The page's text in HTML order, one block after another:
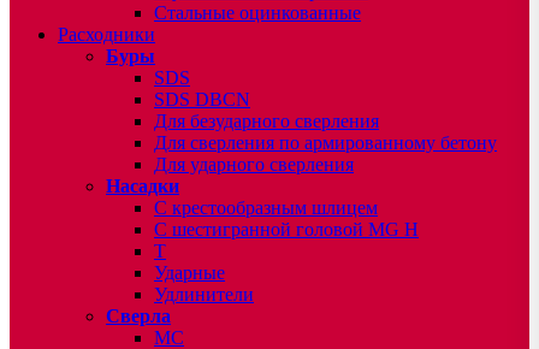
Стальные оцинкованные
Расходники
Буры
SDS
SDS DBCN
Для безударного сверления
Для сверления по армированному бетону
Для ударного сверления
Насадки
С крестообразным шлицем
С шестигранной головой MG H
T
Ударные
Удлинители
Сверла
МС